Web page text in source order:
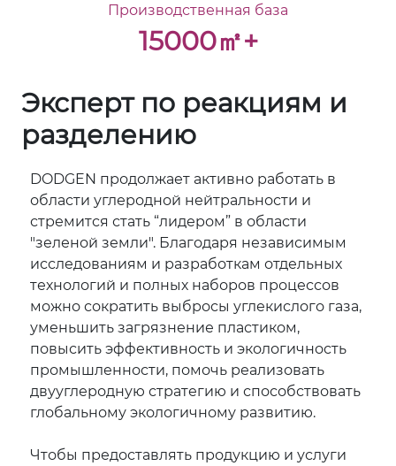
Производственная база
15000㎡+
Эксперт по реакциям и
разделению
DODGEN продолжает активно работать в
области углеродной нейтральности и
стремится стать “лидером” в области
"зеленой земли". Благодаря независимым
исследованиям и разработкам отдельных
технологий и полных наборов процессов
можно сократить выбросы углекислого газа,
уменьшить загрязнение пластиком,
повысить эффективность и экологичность
промышленности, помочь реализовать
двууглеродную стратегию и способствовать
глобальному экологичному развитию.
Чтобы предоставлять продукцию и услуги